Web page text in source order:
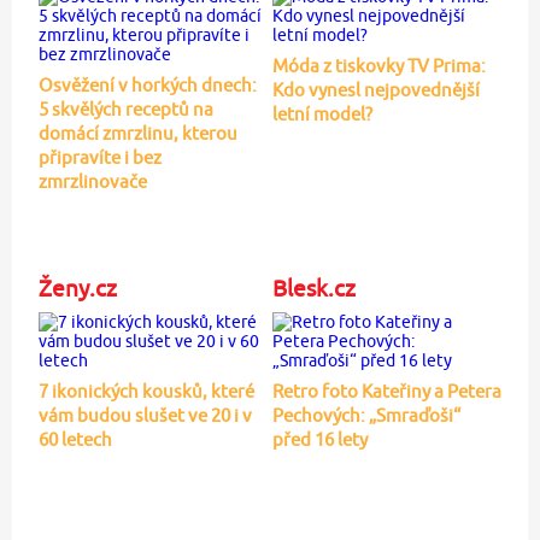
Osvěžení v horkých dnech:
5 skvělých receptů na
domácí zmrzlinu, kterou
připravíte i bez
zmrzlinovače
Móda z tiskovky TV Prima:
Kdo vynesl nejpovednější
letní model?
Ženy.cz
7 ikonických kousků, které
vám budou slušet ve 20 i v
60 letech
Blesk.cz
Retro foto Kateřiny a Petera
Pechových: „Smraďoši“
před 16 lety